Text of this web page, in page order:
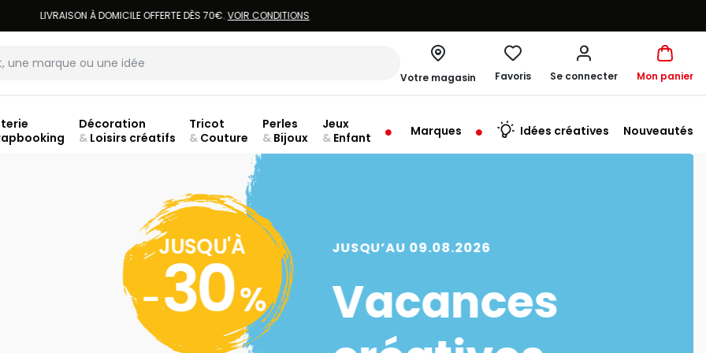
LIVRAISON À DOMICILE OFFERTE DÈS 70€.VOIR CONDITIONS
Votre magasin
ouvert à 10:00
Favoris Se connecter Mon panier
Décoration
&Loisirs créatifs
Tricot
& Couture
Perles
& Bijoux
Jeux
& Enfant Marques Idées créatives Nouveautés
JUSQU'À
-30%
JUSQU’AU 09.08.2026
Vacances